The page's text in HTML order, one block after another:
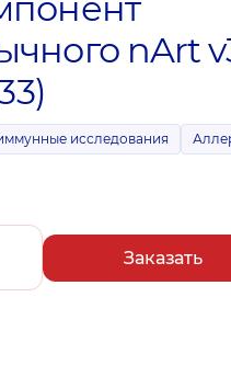
nArt
исследования
Заказать